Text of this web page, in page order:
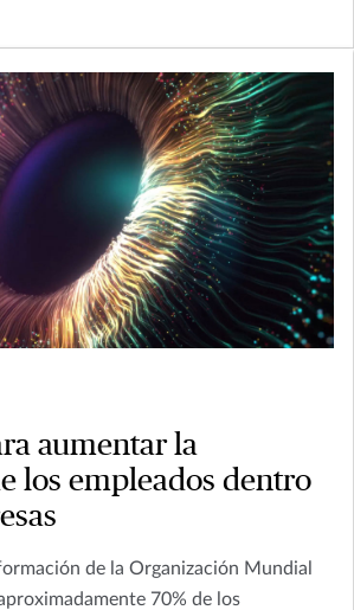
aumentar la
los empleados dentro
de la Organización Mundial
70% de los